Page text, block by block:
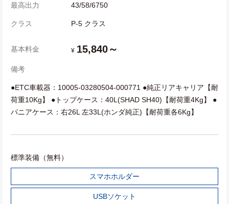
最高出力 43/58/6750
クラス P-5 クラス
基本料金 ¥ 15,840～
備考
●ETC車載器：10005-03280504-000771 ●純正リアキャリア【耐
荷重10Kg】 ●トップケース：40L(SHAD SH40)【耐荷重4Kg】 ●
パニアケース：右26L 左33L(ホンダ純正)【耐荷重各6Kg】
標準装備（無料）
スマホホルダー
USBソケット